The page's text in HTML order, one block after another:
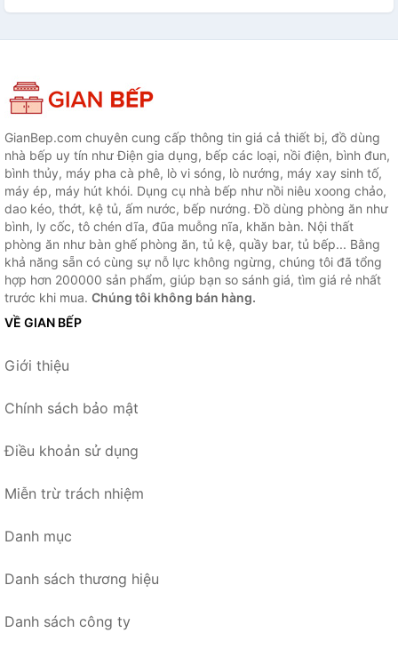
GianBep.com chuyên cung cấp thông tin giá cả thiết bị, đồ dùng
nhà bếp uy tín như Điện gia dụng, bếp các loại, nồi điện, bình đun,
bình thủy, máy pha cà phê, lò vi sóng, lò nướng, máy xay sinh tố,
máy ép, máy hút khói. Dụng cụ nhà bếp như nồi niêu xoong chảo,
dao kéo, thớt, kệ tủ, ấm nước, bếp nướng. Đồ dùng phòng ăn như
bình, ly cốc, tô chén dĩa, đũa muỗng nĩa, khăn bàn. Nội thất
phòng ăn như bàn ghế phòng ăn, tủ kệ, quầy bar, tủ bếp... Bằng
khả năng sẵn có cùng sự nỗ lực không ngừng, chúng tôi đã tổng
hợp hơn 200000 sản phẩm, giúp bạn so sánh giá, tìm giá rẻ nhất
trước khi mua. Chúng tôi không bán hàng.
VỀ GIAN BẾP
Giới thiệu
Chính sách bảo mật
Điều khoản sử dụng
Miễn trừ trách nhiệm
Danh mục
Danh sách thương hiệu
Danh sách công ty